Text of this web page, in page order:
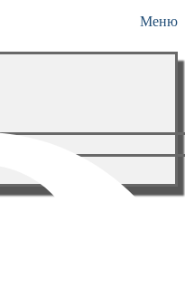
Меню